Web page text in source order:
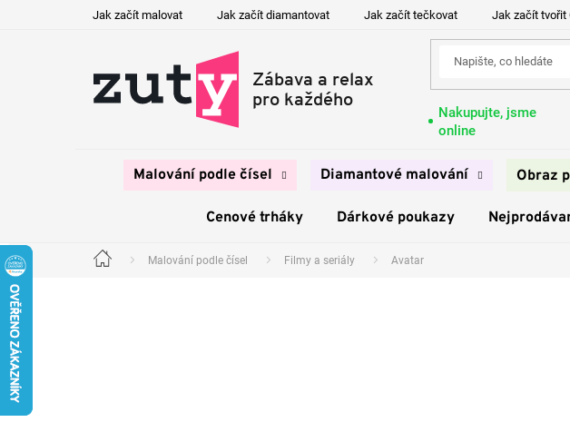
Jak začít malovat Jak začít diamantovat Jak začít tečkovat Jak začít tvořit
Nakupujte, jsme
online
Malování podle čísel Diamantové malování Obraz
Cenové trháky Dárkové poukazy
Domů Malování podle čísel Filmy a seriály Avatar